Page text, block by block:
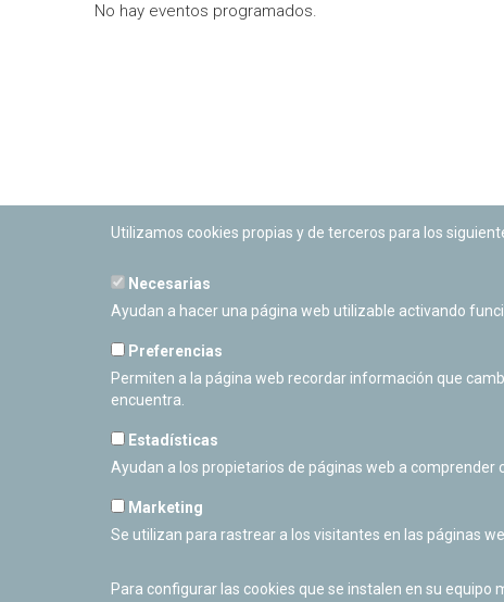
No hay eventos programados.
PLANETARIO DE PAMPLONA
Calle Sancho RamÃ­rez, s/n
Cerrado Temporalmente
Utilizamos cookies propias y de terceros para los
Necesarias
Ayudan a hacer una página web utilizable activando
Preferencias
Permiten a la página web recordar información que
encuentra.
Estadísticas
Ayudan a los propietarios de páginas web a
Marketing
Se utilizan para rastrear a los visitantes en las páginas
Para configurar las cookies que se instalen en su